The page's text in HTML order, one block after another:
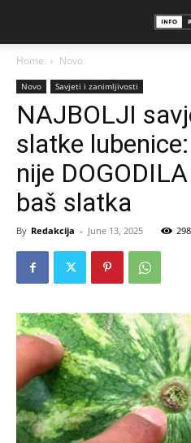
Home Novo
Novo Savjeti i zanimljivosti
NAJBOLJI
slatke
nije
baš slatka
By Redakcija - June 13, 2025